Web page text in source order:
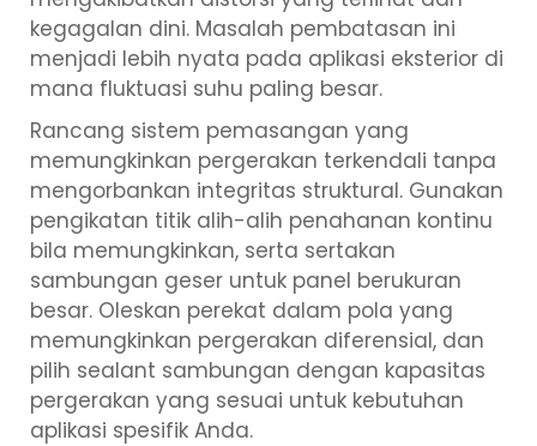
kegagalan dini. Masalah pembatasan ini
menjadi lebih nyata pada aplikasi eksterior di
mana fluktuasi suhu paling besar.
Rancang sistem pemasangan yang
memungkinkan pergerakan terkendali tanpa
mengorbankan integritas struktural. Gunakan
pengikatan titik alih-alih penahanan kontinu
bila memungkinkan, serta sertakan
sambungan geser untuk panel berukuran
besar. Oleskan perekat dalam pola yang
memungkinkan pergerakan diferensial, dan
pilih sealant sambungan dengan kapasitas
pergerakan yang sesuai untuk kebutuhan
aplikasi spesifik Anda.